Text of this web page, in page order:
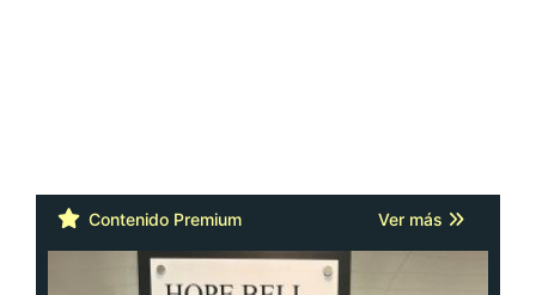
Contenido Premium Ver más